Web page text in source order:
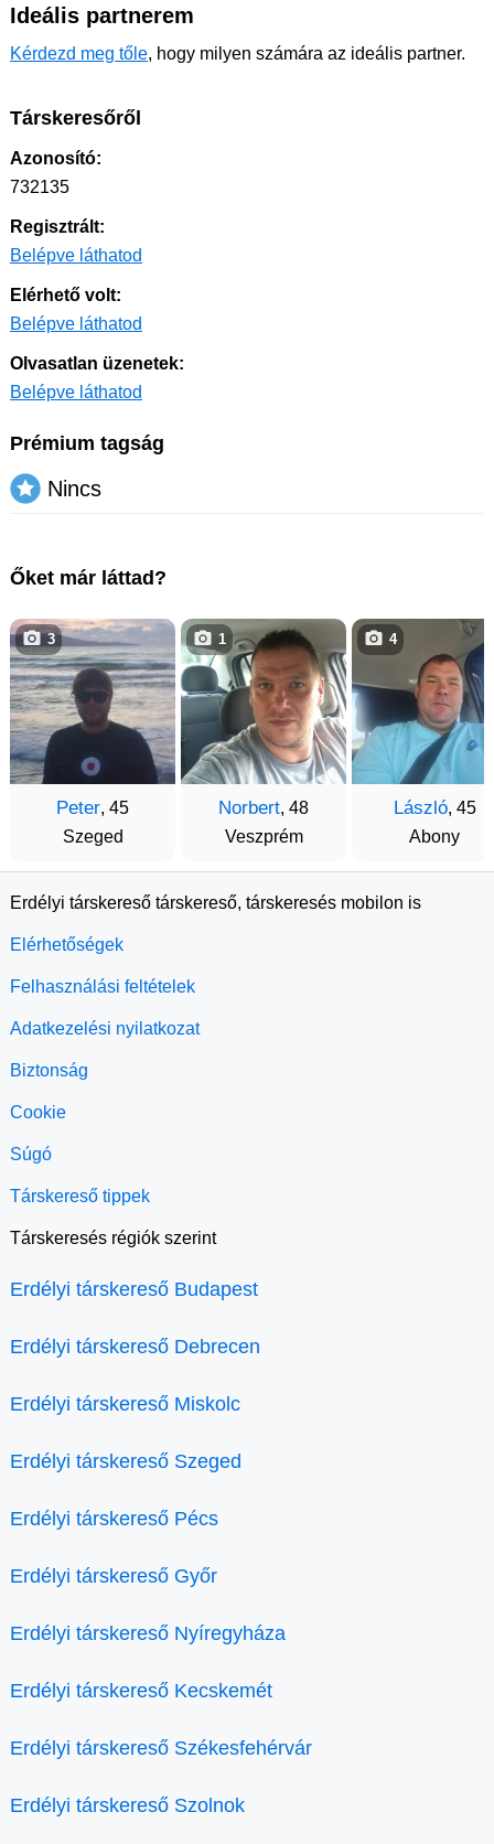
Ideális partnerem
Kérdezd meg tőle, hogy milyen számára az ideális partner.
Társkeresőről
Azonosító:
732135
Regisztrált:
Belépve láthatod
Elérhető volt:
Belépve láthatod
Olvasatlan üzenetek:
Belépve láthatod
Prémium tagság
Nincs
Őket már láttad?
Peter, 45
Szeged
3
Norbert, 48
Veszprém
1
László, 45
Abony
4
Erdélyi társkereső társkereső, társkeresés mobilon is
Elérhetőségek
Felhasználási feltételek
Adatkezelési nyilatkozat
Biztonság
Cookie
Súgó
Társkereső tippek
Társkeresés régiók szerint
Erdélyi társkereső Budapest
Erdélyi társkereső Debrecen
Erdélyi társkereső Miskolc
Erdélyi társkereső Szeged
Erdélyi társkereső Pécs
Erdélyi társkereső Győr
Erdélyi társkereső Nyíregyháza
Erdélyi társkereső Kecskemét
Erdélyi társkereső Székesfehérvár
Erdélyi társkereső Szolnok